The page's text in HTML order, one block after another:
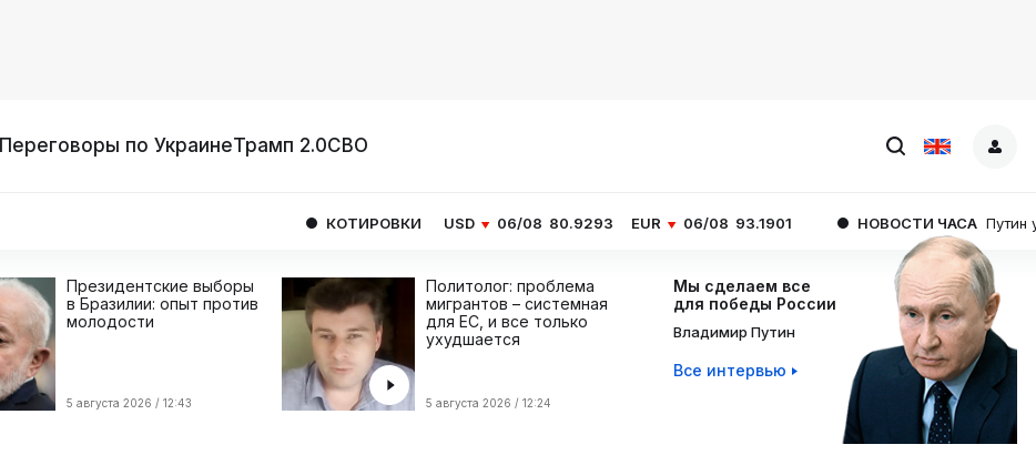
Переговоры по УкраинеТрамп 2.0СВО
КОТИРОВКИ USD 06/08 80.9293 EUR 06/08 93.1901 НОВОСТИ ЧАСА Путин уверен, что
Президентские выборы
в Бразилии: опыт против
молодости
5 августа 2026 / 12:43
Политолог: проблема
мигрантов – системная
для ЕС, и все только
ухудшается
5 августа 2026 / 12:24
Мы сделаем все
для победы России
Владимир Путин
Все интервью